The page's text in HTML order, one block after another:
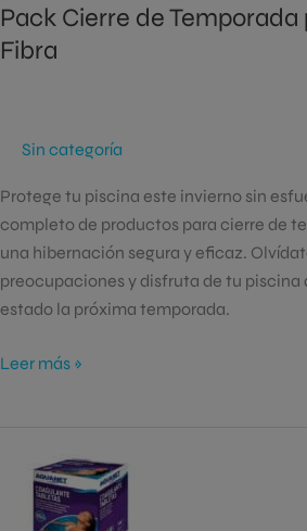
Pack Cierre de Temporada
Fibra
Sin categoría
Protege tu piscina este invierno sin
completo de productos para cierre de
una hibernación segura y eficaz.
preocupaciones y disfruta de tu piscina
estado la próxima temporada.
Fibra
Leer más »
Tabletas